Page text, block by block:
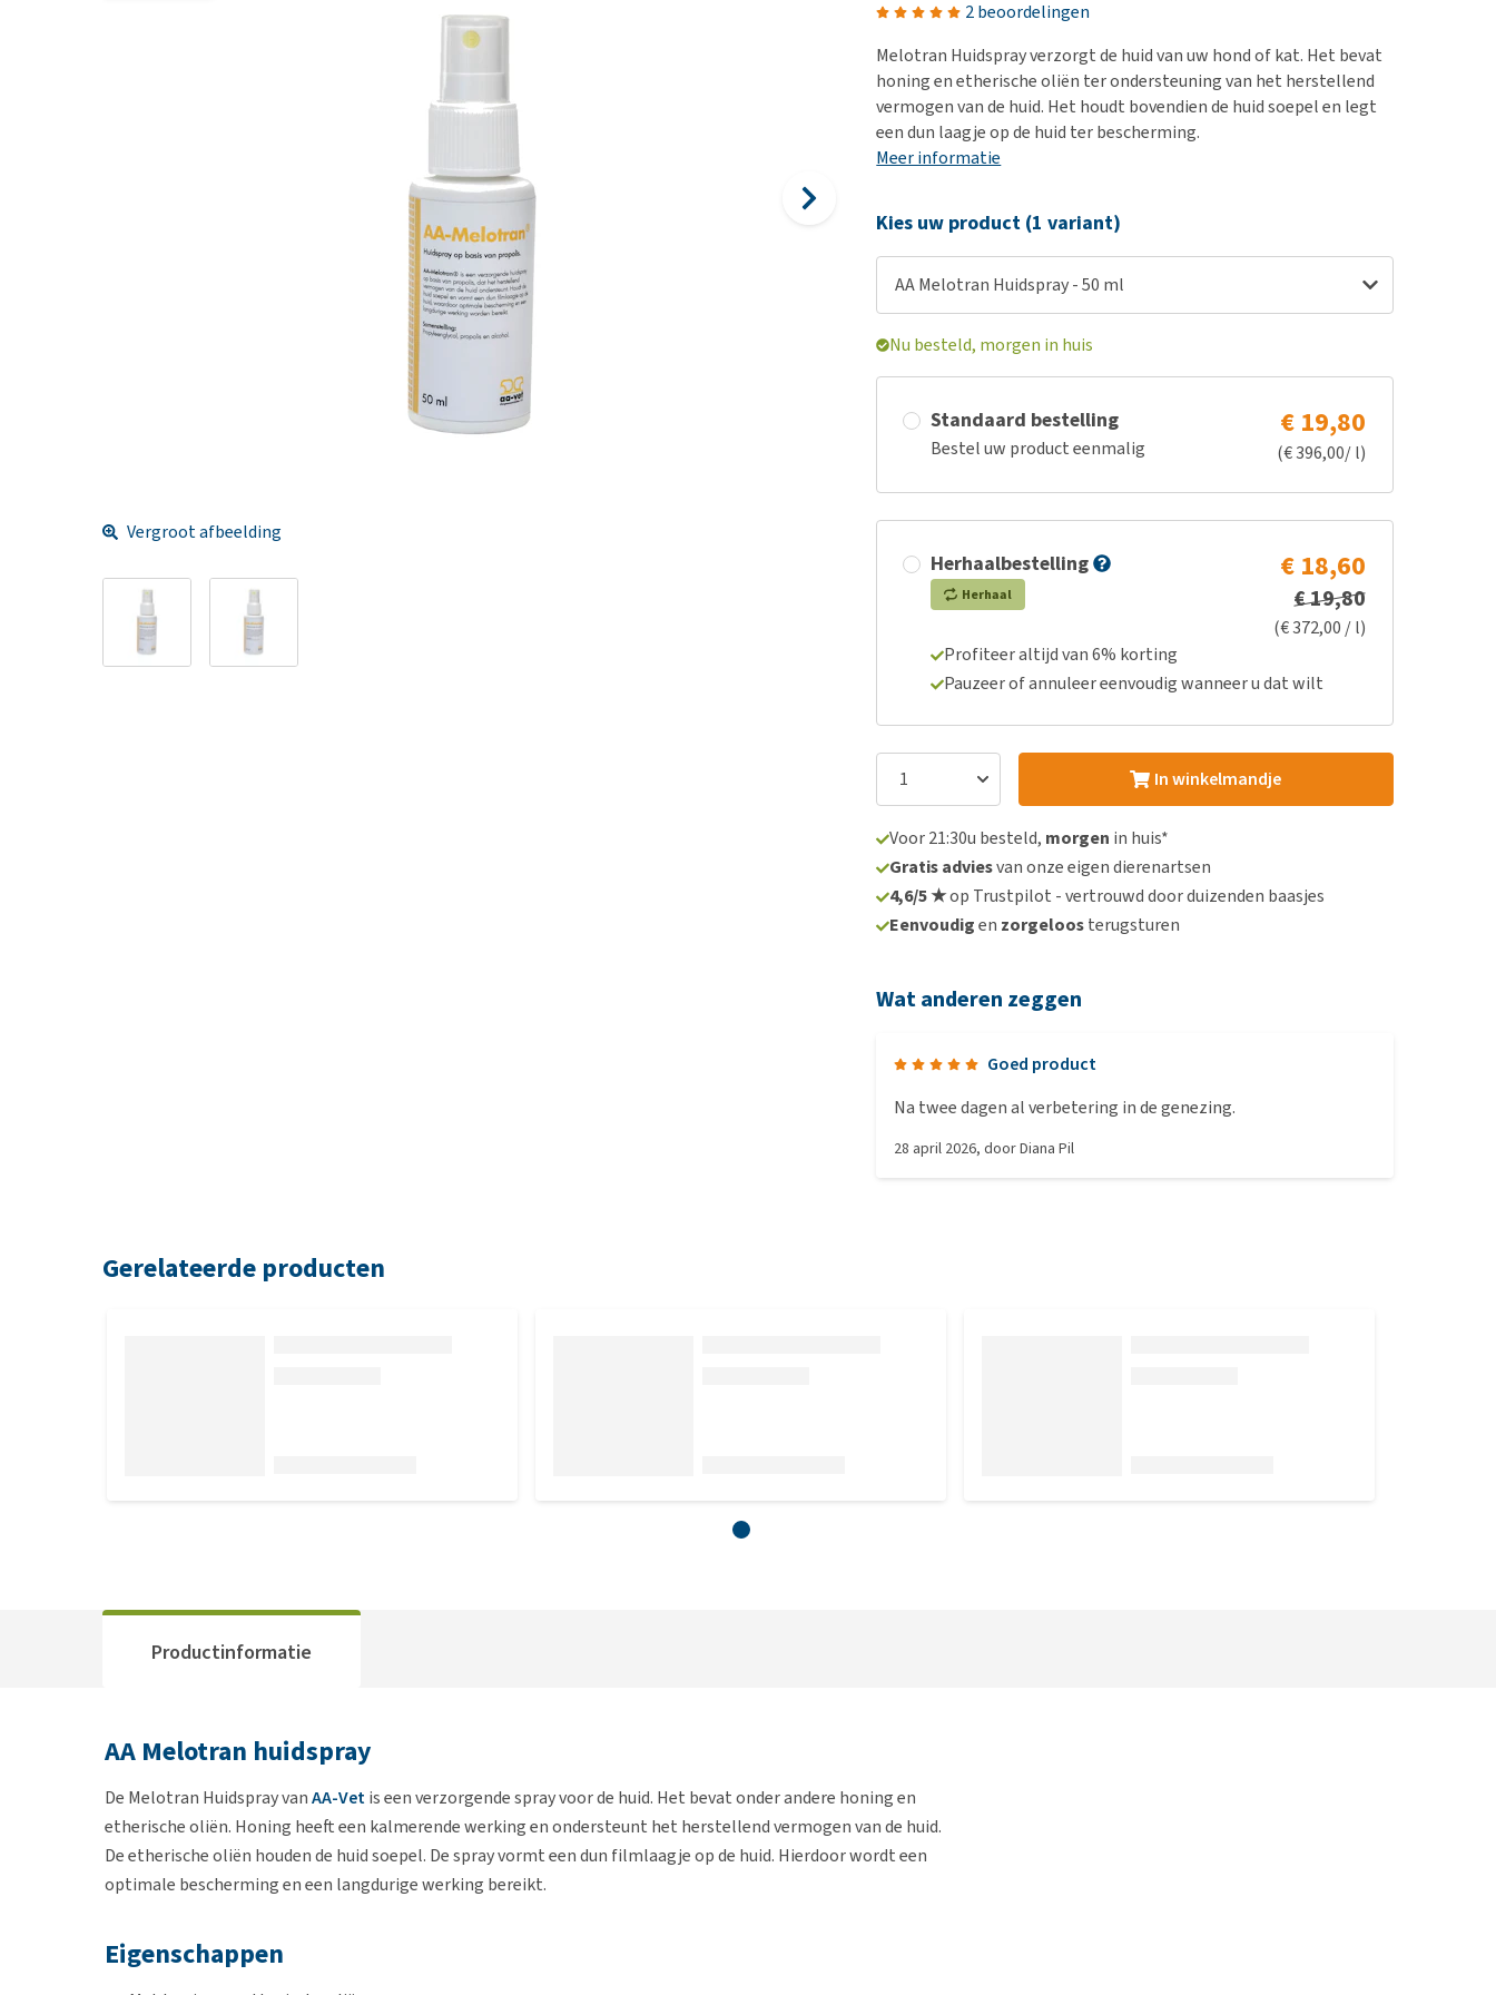
Hypoallergeen voer
Biologisch hondenvoer
Vegan hondenvoer
Overgewicht en conditie
Spieren, pezen en botten
Vruchtbaarheid
2 beoordelingen
Melotran Huidspray verzorgt de huid van uw hond of kat. Het bevat
honing en etherische oliën ter ondersteuning van het herstellend
vermogen van de huid. Het houdt bovendien de huid soepel en legt
een dun laagje op de huid ter bescherming.
Meer informatie
Vergroot afbeelding
Kies uw product (1 variant)
AA Melotran Huidspray - 50 ml
Nu besteld, morgen in huis
Standaard bestelling
Bestel uw product eenmalig
€ 19,80
(€ 396,00/ l)
Herhaalbestelling
Herhaal
€ 18,60
€ 19,80
(€ 372,00 / l)
Profiteer altijd van 6% korting
Pauzeer of annuleer eenvoudig wanneer u dat wilt
In winkelmandje
Voor 21:30u besteld, morgen in huis*
Gratis adviesvan onze eigen dierenartsen
4,6/5 ★op Trustpilot - vertrouwd door duizenden baasjes
Eenvoudigen zorgeloosterugsturen
Wat anderen zeggen
Goed product
Na twee dagen al verbetering in de genezing.
28 april 2026, doorDiana Pil
Gerelateerde producten
Productinformatie
AA Melotran huidspray
De Melotran Huidspray vanAA-Vetis een verzorgende spray voor de huid. Het bevat onder andere honing en
etherische oliën. Honing heeft een kalmerende werking en ondersteunt het herstellend vermogen van de huid.
De etherische oliën houden de huid soepel. De spray vormt een dun filmlaagje op de huid. Hierdoor wordt een
optimale bescherming en een langdurige werking bereikt.
Eigenschappen